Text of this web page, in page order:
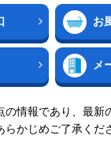
お
メ
情報であり、最新
かじめご了承くだ